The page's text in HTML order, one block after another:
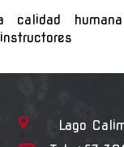
calidad
Lago